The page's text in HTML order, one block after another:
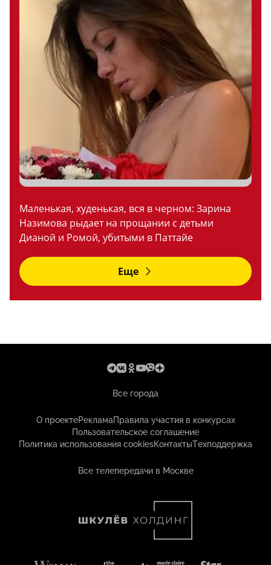
Маленькая, худенькая, вся в черном: Зарина
Назимова рыдает на прощании с детьми
Дианой и Ромой, убитыми в Паттайе
Еще
Все города
О проектеРекламаПравила участия в конкурсах
Пользовательское соглашение
Политика использования cookiesКонтактыТехподдержка
Все телепередачи в Москве